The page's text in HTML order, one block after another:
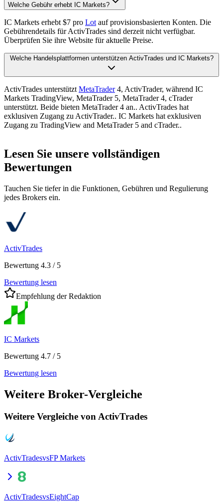
Welche Gebühr erhebt IC Markets?
IC Markets erhebt $7 pro Lot auf provisionsbasierten Konten. Die
Gebührendetails für ActivTrades sind derzeit nicht verfügbar.
Überprüfen Sie ihre Website für aktuelle Preise.
Welche Handelsplattformen unterstützen ActivTrades und IC Markets?
ActivTrades unterstützt MetaTrader4, ActivTrader, während IC
Markets TradingView, MetaTrader 5, MetaTrader 4, cTrader
unterstützt. Beide bieten MetaTrader 4 an.. ActivTrades hat
exklusiven Zugang zu ActivTrader.. IC Markets hat exklusiven
Zugang zu TradingView and MetaTrader 5 and cTrader..
Lesen Sie unsere vollständigen
Bewertungen
Tauchen Sie tiefer in die Funktionen, Gebühren und Regulierung
jedes Brokers ein.
ActivTrades
Bewertung 4.3 / 5
Bewertung lesen
Empfehlung der Redaktion
IC Markets
Bewertung 4.7 / 5
Bewertung lesen
Weitere Broker-Vergleiche
Weitere Vergleiche von ActivTrades
ActivTradesvsFP Markets
ActivTradesvsEightCap